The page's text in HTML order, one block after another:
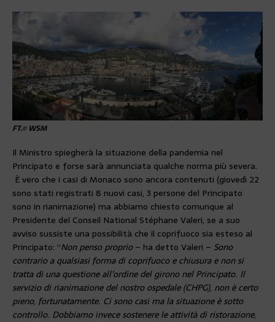
FT.© WSM
Il Ministro spiegherà la situazione della pandemia nel
Principato e forse sarà annunciata qualche norma più severa.
È vero che i casi di Monaco sono ancora contenuti (giovedì 22
sono stati registrati 8 nuovi casi, 3 persone del Principato
sono in rianimazione) ma abbiamo chiesto comunque al
Presidente del Conseil National Stéphane Valeri, se a suo
avviso sussiste una possibilità che il coprifuoco sia esteso al
Principato: “Non penso proprio– ha detto Valeri – Sono
contrario a qualsiasi forma di coprifuoco e chiusura e non si
tratta di una questione all’ordine del girono nel Principato. Il
servizio di rianimazione del nostro ospedale (CHPG), non è certo
pieno, fortunatamente. Ci sono casi ma la situazione è sotto
controllo. Dobbiamo invece sostenere le attività di ristorazione,